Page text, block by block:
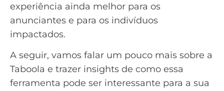
experiência ainda melhor para os
anunciantes e para os indivíduos
impactados.
A seguir, vamos falar um pouco mais sobre a
Taboola e trazer insights de como essa
ferramenta pode ser interessante para a sua